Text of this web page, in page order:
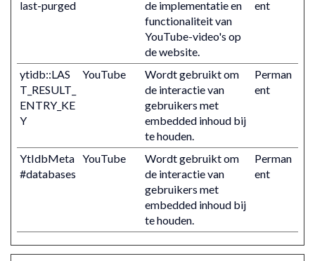
last-purged
de implementatie en
functionaliteit van
YouTube-video's op
de website.
ent
ytidb::LAS
T_RESULT_
ENTRY_KE
Y
YouTube
Wordt gebruikt om
de interactie van
gebruikers met
embedded inhoud bij
te houden.
Perman
ent
YtIdbMeta
#databases
YouTube
Wordt gebruikt om
de interactie van
gebruikers met
embedded inhoud bij
te houden.
Perman
ent